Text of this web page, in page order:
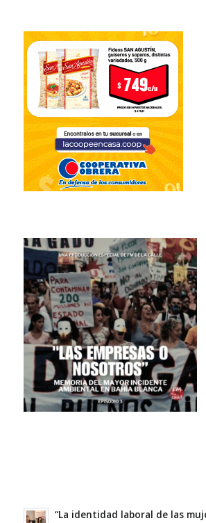
“La identidad laboral de las